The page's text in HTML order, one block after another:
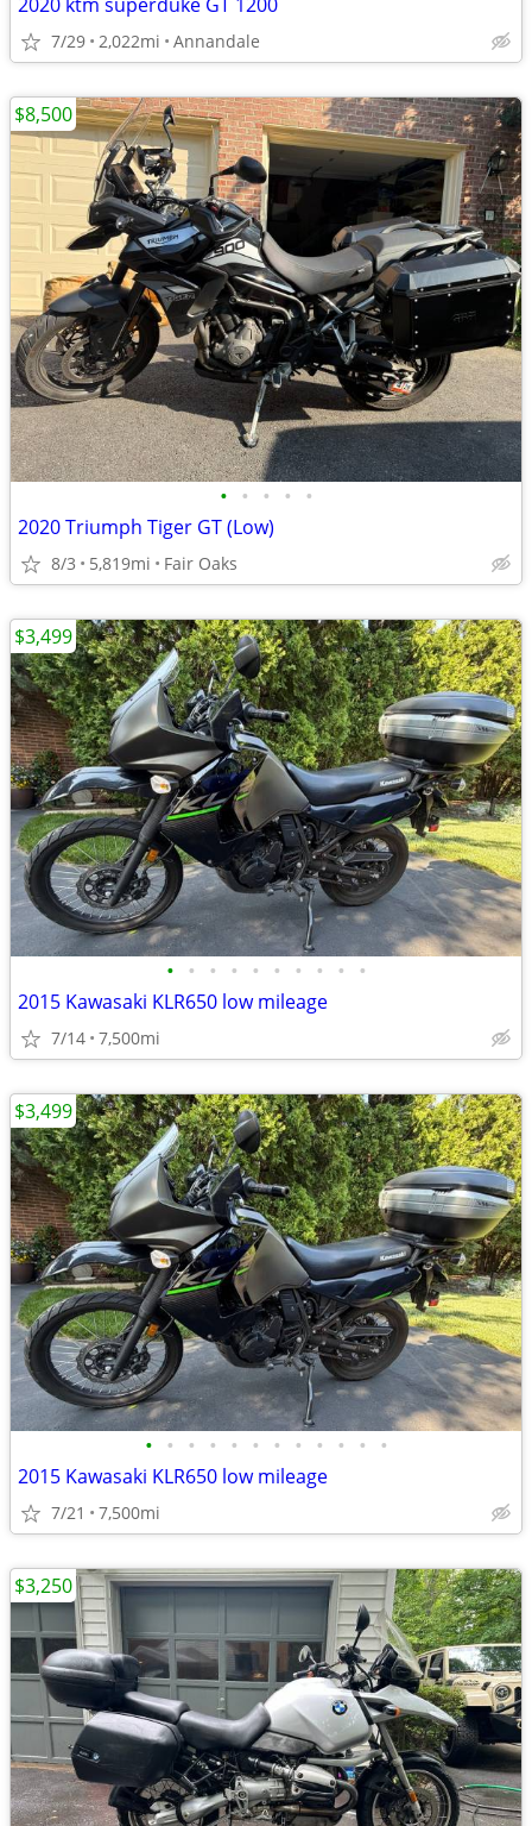
7/29 2,022mi Annandale
• • • • •
2020 Triumph Tiger GT (Low)
8/3 5,819mi Fair Oaks
$8,500
• • • • • • • • • •
2015 Kawasaki KLR650 low mileage
7/14 7,500mi
$3,499
• • • • • • • • • • • •
2015 Kawasaki KLR650 low mileage
7/21 7,500mi
$3,499
$3,250